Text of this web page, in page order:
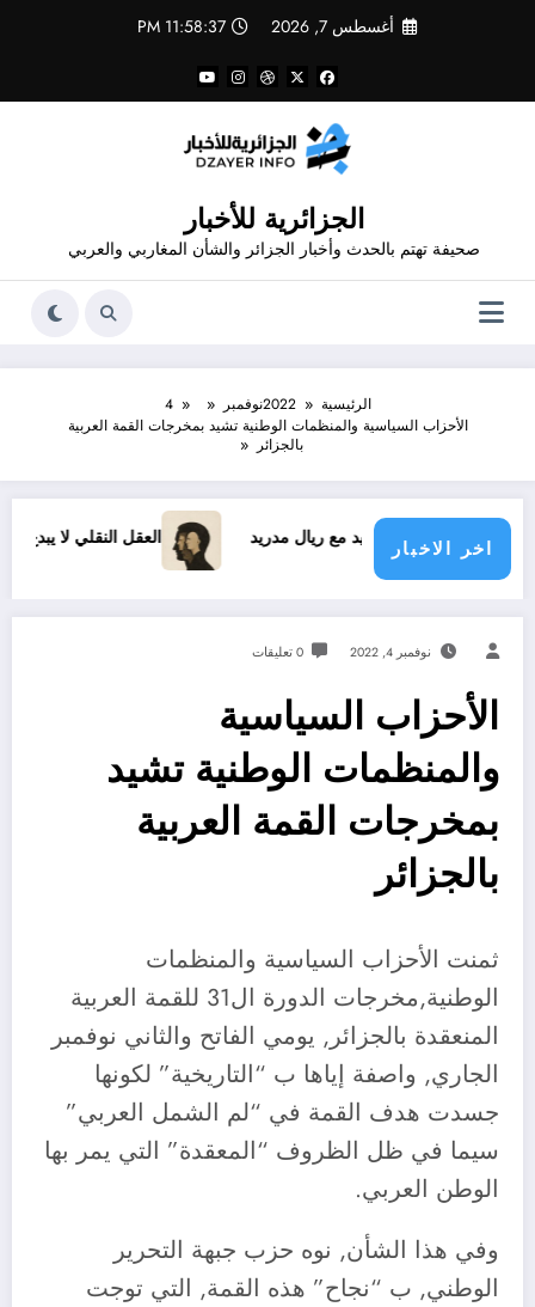
أغسطس 7, 2026 11:58:37 PM
الجزائرية للأخبار
صحيفة تهتم بالحدث وأخبار الجزائر والشأن المغاربي والعربي
الرئيسية 2022نوفمبر
4
الأحزاب السياسية والمنظمات الوطنية تشيد بمخرجات القمة العربية
بالجزائر
اخر الاخبار
الجديد مع ريال مدريد العقل النقلي لا يبدع حتى في
نوفمبر 4, 2022 0 تعليقات
الأحزاب السياسية
والمنظمات الوطنية تشيد
بمخرجات القمة العربية
بالجزائر
ثمنت الأحزاب السياسية والمنظمات
الوطنية,مخرجات الدورة ال31 للقمة العربية
المنعقدة بالجزائر, يومي الفاتح والثاني نوفمبر
الجاري, واصفة إياها ب “التاريخية” لكونها
جسدت هدف القمة في “لم الشمل العربي”
سيما في ظل الظروف “المعقدة” التي يمر بها
الوطن العربي.
وفي هذا الشأن, نوه حزب جبهة التحرير
الوطني, ب “نجاح” هذه القمة, التي توجت